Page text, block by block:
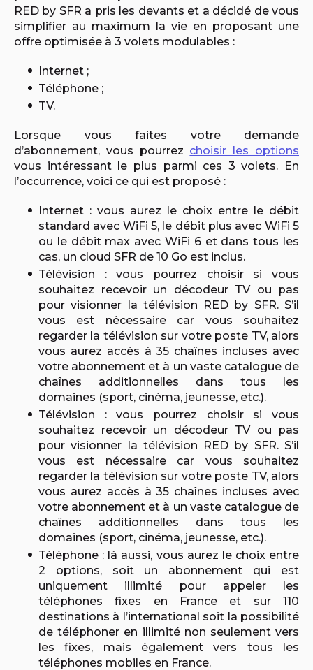
RED by SFR a pris les devants et a décidé de vous
simplifier au maximum la vie en proposant une
offre optimisée à 3 volets modulables :
Internet ;
Téléphone ;
TV.
Lorsque vous faites votre demande
d’abonnement, vous pourrez choisir les options
vous intéressant le plus parmi ces 3 volets. En
l’occurrence, voici ce qui est proposé :
Internet : vous aurez le choix entre le débit
standard avec WiFi 5, le débit plus avec WiFi 5
ou le débit max avec WiFi 6 et dans tous les
cas, un cloud SFR de 10 Go est inclus.
Télévision : vous pourrez choisir si vous
souhaitez recevoir un décodeur TV ou pas
pour visionner la télévision RED by SFR. S’il
vous est nécessaire car vous souhaitez
regarder la télévision sur votre poste TV, alors
vous aurez accès à 35 chaînes incluses avec
votre abonnement et à un vaste catalogue de
chaînes additionnelles dans tous les
domaines (sport, cinéma, jeunesse, etc.).
Télévision : vous pourrez choisir si vous
souhaitez recevoir un décodeur TV ou pas
pour visionner la télévision RED by SFR. S’il
vous est nécessaire car vous souhaitez
regarder la télévision sur votre poste TV, alors
vous aurez accès à 35 chaînes incluses avec
votre abonnement et à un vaste catalogue de
chaînes additionnelles dans tous les
domaines (sport, cinéma, jeunesse, etc.).
Téléphone : là aussi, vous aurez le choix entre
2 options, soit un abonnement qui est
uniquement illimité pour appeler les
téléphones fixes en France et sur 110
destinations à l’international soit la possibilité
de téléphoner en illimité non seulement vers
les fixes, mais également vers tous les
téléphones mobiles en France.